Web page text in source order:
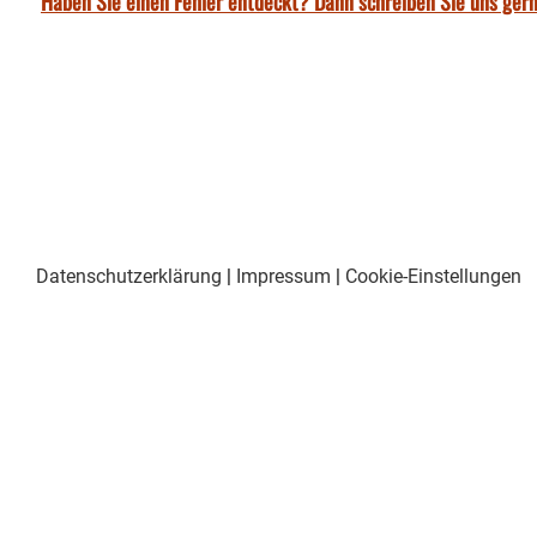
Datenschutzerklärung | Impressum | Cookie-Einstellungen